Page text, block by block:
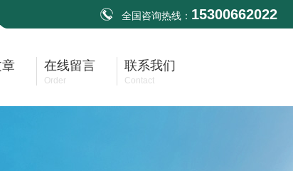
全国咨询热线： 15300662022
在线留言
Order
联系我们
Contact